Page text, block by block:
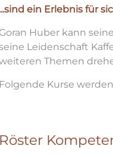
...sind ein Erlebnis für
Goran Huber kann
Leidenschaft
Themen
Folgende Kurse
Röster